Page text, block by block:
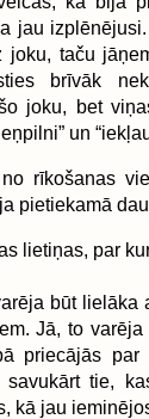
jau
joku, taču
brīvāk
joku, bet
un
rīkošanas
pietiekamā
lietiņas, par
būt lielāka
Jā, to
priecājās par
savukārt tie,
kā jau